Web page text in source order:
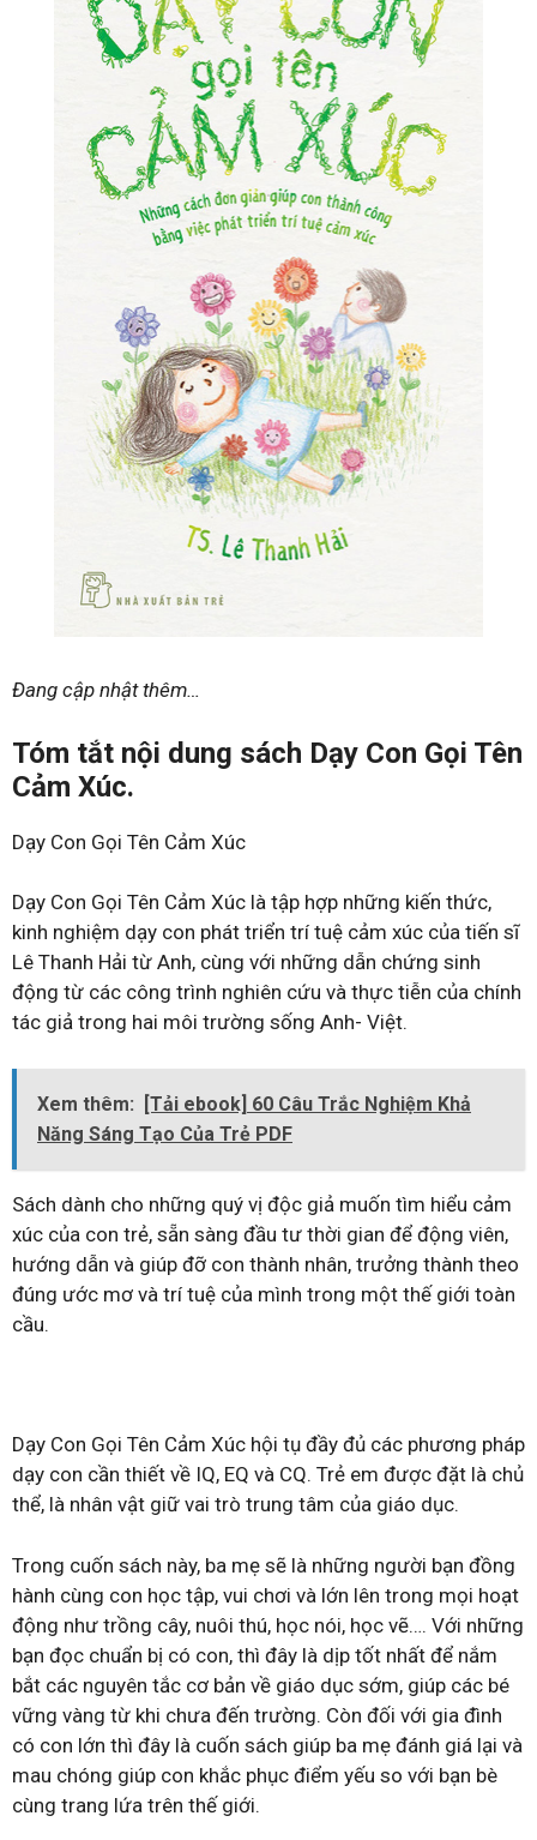
Đang cập nhật thêm…
Tóm tắt nội dung sách Dạy Con Gọi Tên
Cảm Xúc.
Dạy Con Gọi Tên Cảm Xúc
Dạy Con Gọi Tên Cảm Xúc là tập hợp những kiến thức,
kinh nghiệm dạy con phát triển trí tuệ cảm xúc của tiến sĩ
Lê Thanh Hải từ Anh, cùng với những dẫn chứng sinh
động từ các công trình nghiên cứu và thực tiễn của chính
tác giả trong hai môi trường sống Anh- Việt.
Xem thêm:
[Tải ebook] 60 Câu Trắc Nghiệm Khả
Năng Sáng Tạo Của Trẻ PDF
Sách dành cho những quý vị độc giả muốn tìm hiểu cảm
xúc của con trẻ, sẵn sàng đầu tư thời gian để động viên,
hướng dẫn và giúp đỡ con thành nhân, trưởng thành theo
đúng ước mơ và trí tuệ của mình trong một thế giới toàn
cầu.
Dạy Con Gọi Tên Cảm Xúc hội tụ đầy đủ các phương pháp
dạy con cần thiết về IQ, EQ và CQ. Trẻ em được đặt là chủ
thể, là nhân vật giữ vai trò trung tâm của giáo dục.
Trong cuốn sách này, ba mẹ sẽ là những người bạn đồng
hành cùng con học tập, vui chơi và lớn lên trong mọi hoạt
động như trồng cây, nuôi thú, học nói, học vẽ…. Với những
bạn đọc chuẩn bị có con, thì đây là dịp tốt nhất để nắm
bắt các nguyên tắc cơ bản về giáo dục sớm, giúp các bé
vững vàng từ khi chưa đến trường. Còn đối với gia đình
có con lớn thì đây là cuốn sách giúp ba mẹ đánh giá lại và
mau chóng giúp con khắc phục điểm yếu so với bạn bè
cùng trang lứa trên thế giới.